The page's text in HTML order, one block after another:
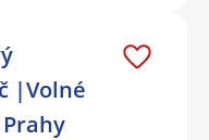
|Volné